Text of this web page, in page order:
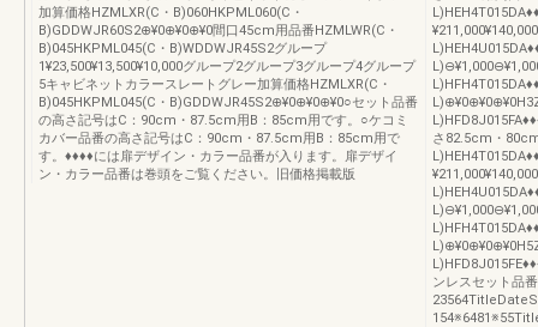
加算価格HZMLXR(C・B)060HKPML060(C・
B)GDDWJR60S2⊕¥0⊕¥0⊕¥0間口45cm用品番HZMLWR(C・
B)045HKPML045(C・B)WDDWJR45S2グループ
1¥23,500¥13,500¥10,000グループ2グループ3グループ4グループ
5キャビネットカラースレートグレー加算価格HZMLXR(C・
B)045HKPML045(C・B)GDDWJR45S2⊕¥0⊕¥0⊕¥0○セット品番
の高さ記号はC：90cm・87.5cm用B：85cm用です。○ケコミ
カバー品番の高さ記号はC：90cm・87.5cm用B：85cm用で
す。♦♦♦♦には扉デザイン・カラー品番が入ります。扉デザイ
ン・カラー品番は巻頭をご覧ください。旧価格掲載版
さ82.5cm・
ンレスセット品